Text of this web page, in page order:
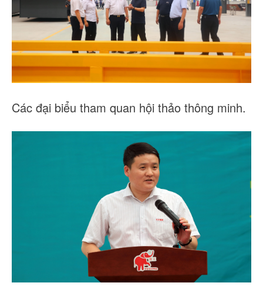
Các đại biểu tham quan hội thảo thông minh.